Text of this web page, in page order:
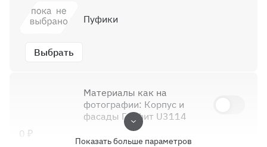
Выбрать
Пуфики
Материалы как на
фотографии: Корпус и
фасады Графит U3114
0 ₽
Показать больше параметров